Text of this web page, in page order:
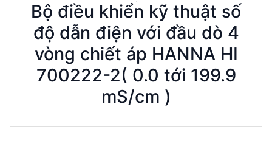
Bộ điều khiển kỹ thuật số
độ dẫn điện với đầu dò 4
vòng chiết áp HANNA HI
700222-2( 0.0 tới 199.9
mS/cm )